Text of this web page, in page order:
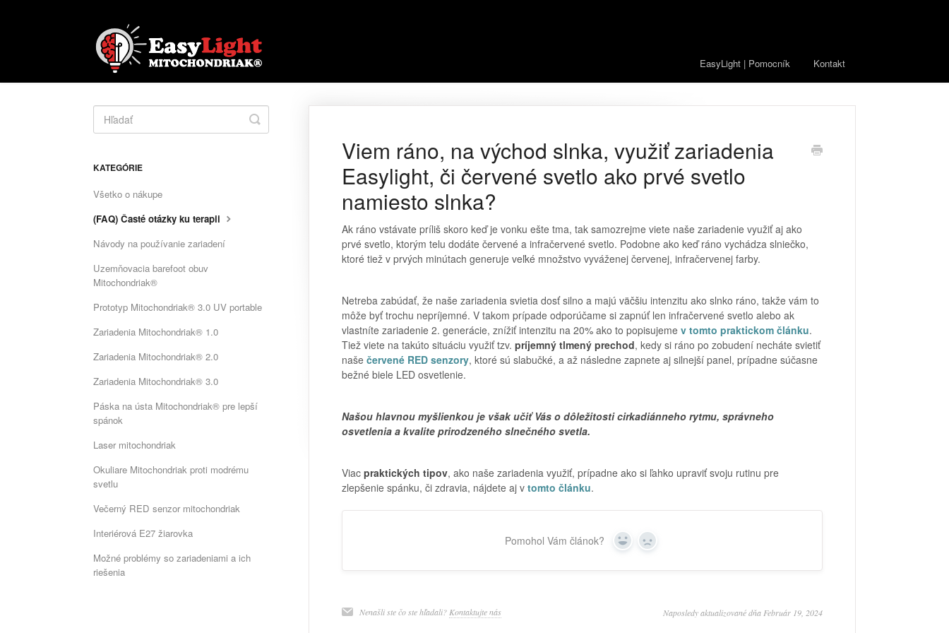
EasyLight | Pomocník Kontakt
Viem ráno, na východ slnka, využiť zariadenia
Easylight, či červené svetlo ako prvé svetlo
namiesto slnka?
Ak ráno vstávate príliš skoro keď je vonku ešte tma, tak samozrejme viete naše zariadenie využiť aj ako
prvé svetlo, ktorým telu dodáte červené a infračervené svetlo. Podobne ako keď ráno vychádza slniečko,
ktoré tiež v prvých minútach generuje veľké množstvo vyváženej červenej, infračervenej farby.
Netreba zabúdať, že naše zariadenia svietia dosť silno a majú väčšiu intenzitu ako slnko ráno, takže vám to
môže byť trochu nepríjemné. V takom prípade odporúčame si zapnúť len infračervené svetlo alebo ak
vlastníte zariadenie 2. generácie, znížiť intenzitu na 20% ako to popisujeme v tomto praktickom článku.
Tiež viete na takúto situáciu využiť tzv. príjemný tlmený prechod, kedy si ráno po zobudení necháte svietiť
naše červené RED senzory, ktoré sú slabučké, a až následne zapnete aj silnejší panel, prípadne súčasne
bežné biele LED osvetlenie.
Našou hlavnou myšlienkou je však učiť Vás o dôležitosti cirkadiánneho rytmu, správneho
osvetlenia a kvalite prirodzeného slnečného svetla.
Viac praktických tipov, ako naše zariadenia využiť, prípadne ako si ľahko upraviť svoju rutinu pre
zlepšenie spánku, či zdravia, nájdete aj v tomto článku.
Pomohol Vám článok? Yes No
Nenašli ste čo ste hľadali? Kontaktujte nás Naposledy aktualizované dňa Február 19, 2024
Toggle
Search
KATEGÓRIE
Všetko o nákupe
(FAQ) Časté otázky ku terapii
Návody na používanie zariadení
Uzemňovacia barefoot obuv
Mitochondriak®
Prototyp Mitochondriak® 3.0 UV portable
Zariadenia Mitochondriak® 1.0
Zariadenia Mitochondriak® 2.0
Zariadenia Mitochondriak® 3.0
Páska na ústa Mitochondriak® pre lepší
spánok
Laser mitochondriak
Okuliare Mitochondriak proti modrému
svetlu
Večerný RED senzor mitochondriak
Interiérová E27 žiarovka
Možné problémy so zariadeniami a ich
riešenia